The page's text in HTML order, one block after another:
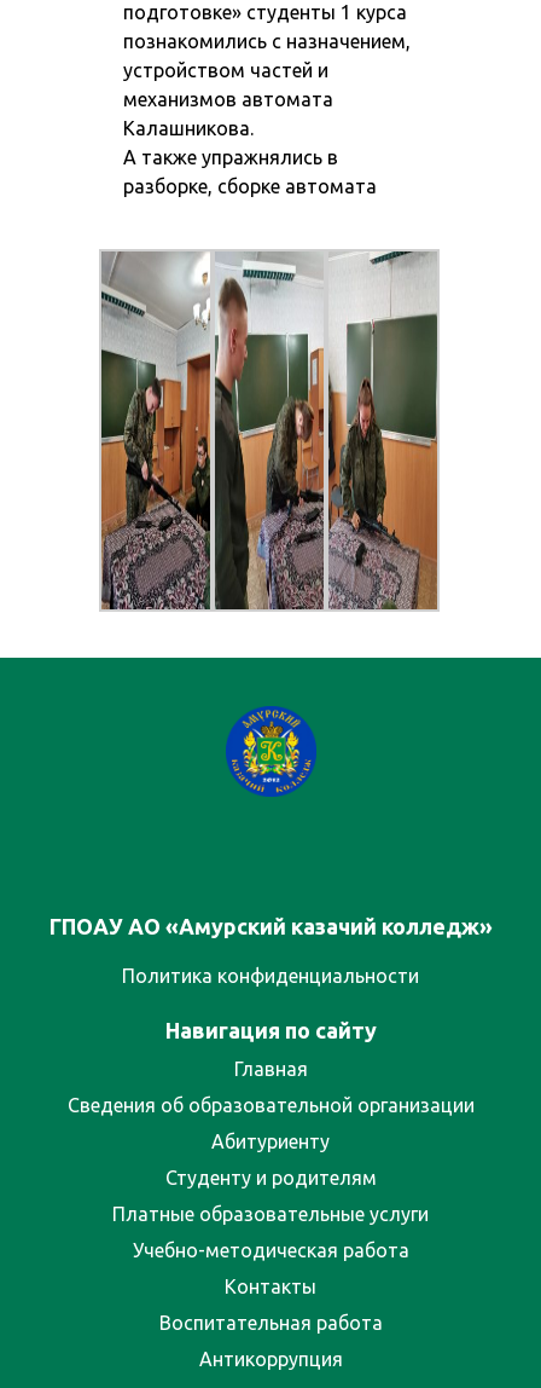
подготовке» студенты 1 курса
познакомились с назначением,
устройством частей и
механизмов автомата
Калашникова.
А также упражнялись в
разборке, сборке автомата
ГПОАУ АО «Амурский казачий колледж»
Политика конфиденциальности
Навигация по сайту
Главная
Сведения об образовательной организации
Абитуриенту
Студенту и родителям
Платные образовательные услуги
Учебно-методическая работа
Контакты
Воспитательная работа
Антикоррупция